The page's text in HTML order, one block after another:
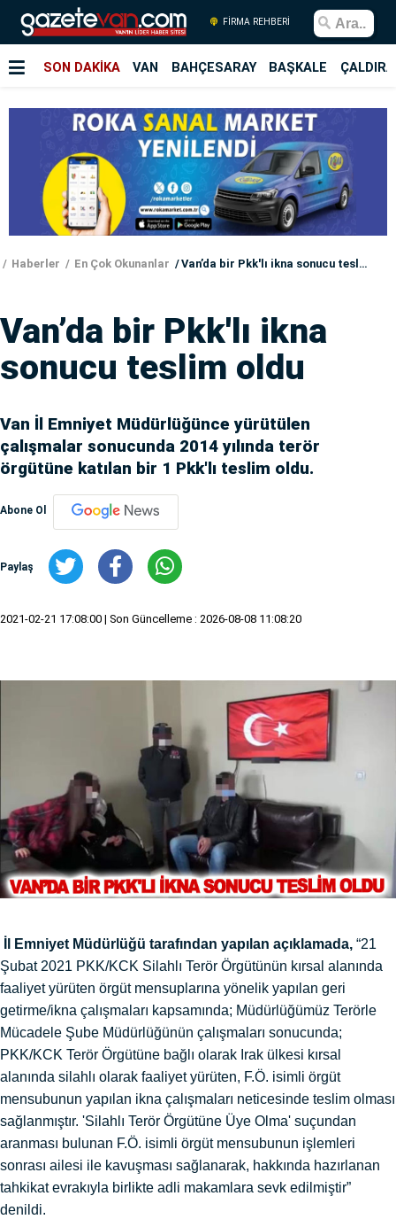
FİRMA REHBERİ
SON DAKİKA VAN BAHÇESARAY BAŞKALE
Haberler En Çok Okunanlar Van’da bir Pkk'lı ikna sonucu teslim oldu
Van’da bir Pkk'lı ikna
sonucu teslim oldu
Van İl Emniyet Müdürlüğünce yürütülen
çalışmalar sonucunda 2014 yılında terör
örgütüne katılan bir 1 Pkk'lı teslim oldu.
Abone Ol
Paylaş
2021-02-21 17:08:00 | Son Güncelleme : 2026-08-08 11:08:20
İl Emniyet Müdürlüğü tarafından yapılan açıklamada, “21
Şubat 2021 PKK/KCK Silahlı Terör Örgütünün kırsal alanında
faaliyet yürüten örgüt mensuplarına yönelik yapılan geri
getirme/ikna çalışmaları kapsamında; Müdürlüğümüz Terörle
Mücadele Şube Müdürlüğünün çalışmaları sonucunda;
PKK/KCK Terör Örgütüne bağlı olarak Irak ülkesi kırsal
alanında silahlı olarak faaliyet yürüten, F.Ö. isimli örgüt
mensubunun yapılan ikna çalışmaları neticesinde teslim olması
sağlanmıştır. 'Silahlı Terör Örgütüne Üye Olma' suçundan
aranması bulunan F.Ö. isimli örgüt mensubunun işlemleri
sonrası ailesi ile kavuşması sağlanarak, hakkında hazırlanan
tahkikat evrakıyla birlikte adli makamlara sevk edilmiştir”
denildi.